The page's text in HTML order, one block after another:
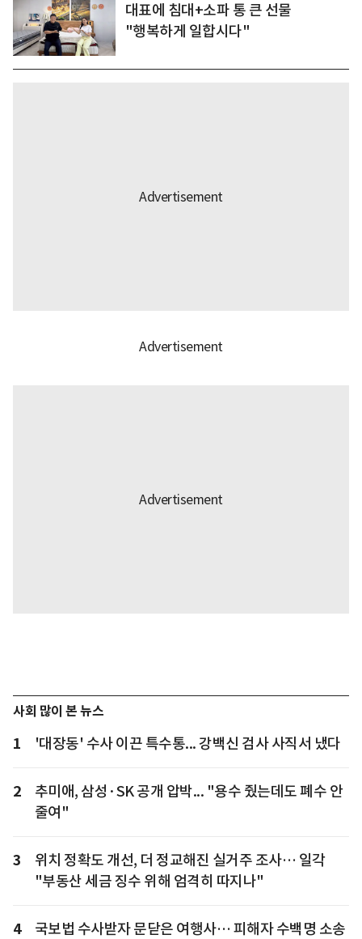
대표에 침대+소파 통 큰 선물
"행복하게 일합시다"
사회 많이 본 뉴스
1 '대장동' 수사 이끈 특수통... 강백신 검사 사직서 냈다
2
추미애, 삼성·SK 공개 압박... "용수 줬는데도 폐수 안
줄여"
3
위치 정확도 개선, 더 정교해진 실거주 조사… 일각
"부동산 세금 징수 위해 엄격히 따지나"
4
국보법 수사받자 문닫은 여행사… 피해자 수백명 소송